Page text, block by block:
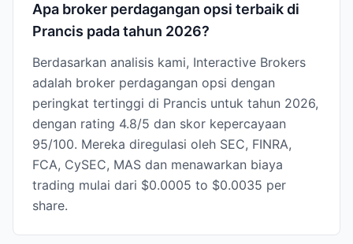
Apa broker perdagangan opsi terbaik di
Prancis pada tahun 2026?
Berdasarkan analisis kami, Interactive Brokers
adalah broker perdagangan opsi dengan
peringkat tertinggi di Prancis untuk tahun 2026,
dengan rating 4.8/5 dan skor kepercayaan
95/100. Mereka diregulasi oleh SEC, FINRA,
FCA, CySEC, MAS dan menawarkan biaya
trading mulai dari $0.0005 to $0.0035 per
share.